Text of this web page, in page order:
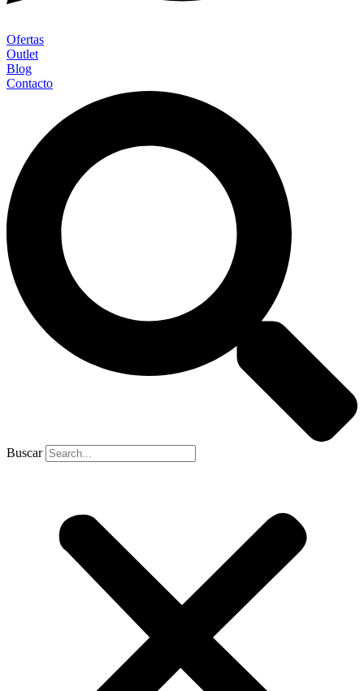
Ofertas
Outlet
Blog
Contacto
Buscar